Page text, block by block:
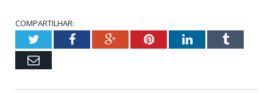
COMPARTILHAR:
TwitterFacebookGoogle+PinterestLinkedInTumblr
Email